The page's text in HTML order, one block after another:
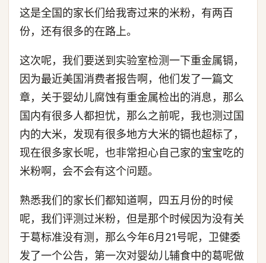
这是全国的家长们给我寄过来的米粉，有两百
份，还有很多的在路上。
这次呢，我们要送到实验室检测一下重金属镉，
因为最近美国消费者报告啊，他们发了一篇文
章，关于婴幼儿腐蚀有重金属检出的消息，那么
国内有很多人都担忧，那么之前呢，我也测过国
内的大米，发现有很多地方大米的镉也超标了，
现在很多家长呢，也非常担心自己家的宝宝吃的
米粉啊，会不会有这个问题。
熟悉我们的家长们都知道啊，四五月份的时候
呢，我们评测过米粉，但是那个时候因为没有关
于葛标准没有测，那么今年6月21号呢，卫健委
发了一个公告，第一次对婴幼儿辅食中的葛呢做